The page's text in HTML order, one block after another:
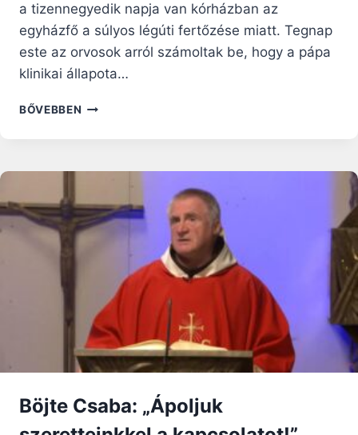
a tizennegyedik napja van kórházban az
egyházfő a súlyos légúti fertőzése miatt. Tegnap
este az orvosok arról számoltak be, hogy a pápa
klinikai állapota…
BŐVEBBEN AZ
JELENTÉSÜKBŐL
„VÁLSÁGOS”
SZÓT
Böjte Csaba: „Ápoljuk